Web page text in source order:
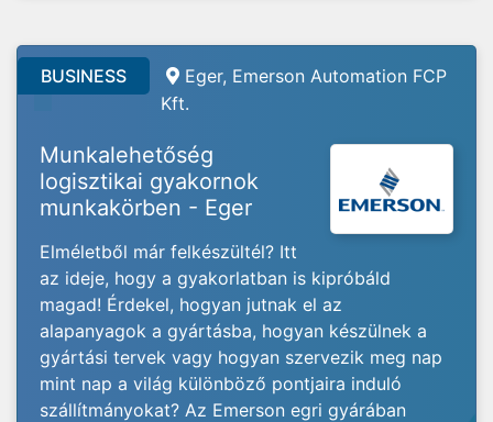
BUSINESS
Eger, Emerson Automation FCP
Kft.
Munkalehetőség
logisztikai gyakornok
munkakörben - Eger
Elméletből már felkészültél? Itt
az ideje, hogy a gyakorlatban is kipróbáld
magad! Érdekel, hogyan jutnak el az
alapanyagok a gyártásba, hogyan készülnek a
gyártási tervek vagy hogyan szervezik meg nap
mint nap a világ különböző pontjaira induló
szállítmányokat? Az Emerson egri gyárában